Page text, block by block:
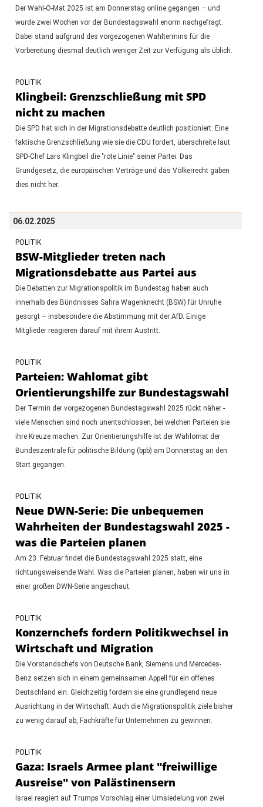
Der Wahl-O-Mat 2025 ist am Donnerstag online gegangen – und
wurde zwei Wochen vor der Bundestagswahl enorm nachgefragt.
Dabei stand aufgrund des vorgezogenen Wahltermins für die
Vorbereitung diesmal deutlich weniger Zeit zur Verfügung als üblich.
POLITIK
Klingbeil: Grenzschließung mit SPD
nicht zu machen
Die SPD hat sich in der Migrationsdebatte deutlich positioniert. Eine
faktische Grenzschließung wie sie die CDU fordert, überschreite laut
SPD-Chef Lars Klingbeil die "rote Linie" seiner Partei. Das
Grundgesetz, die europäischen Verträge und das Völkerrecht gäben
dies nicht her.
06.02.2025
POLITIK
BSW-Mitglieder treten nach
Migrationsdebatte aus Partei aus
Die Debatten zur Migrationspolitik im Bundestag haben auch
innerhalb des Bündnisses Sahra Wagenknecht (BSW) für Unruhe
gesorgt – insbesondere die Abstimmung mit der AfD. Einige
Mitglieder reagieren darauf mit ihrem Austritt.
POLITIK
Parteien: Wahlomat gibt
Orientierungshilfe zur Bundestagswahl
Der Termin der vorgezogenen Bundestagswahl 2025 rückt näher -
viele Menschen sind noch unentschlossen, bei welchen Parteien sie
ihre Kreuze machen. Zur Orientierungshilfe ist der Wahlomat der
Bundeszentrale für politische Bildung (bpb) am Donnerstag an den
Start gegangen.
POLITIK
Neue DWN-Serie: Die unbequemen
Wahrheiten der Bundestagswahl 2025 -
was die Parteien planen
Am 23. Februar findet die Bundestagswahl 2025 statt, eine
richtungsweisende Wahl. Was die Parteien planen, haben wir uns in
einer großen DWN-Serie angeschaut.
POLITIK
Konzernchefs fordern Politikwechsel in
Wirtschaft und Migration
Die Vorstandschefs von Deutsche Bank, Siemens und Mercedes-
Benz setzen sich in einem gemeinsamen Appell für ein offenes
Deutschland ein. Gleichzeitig fordern sie eine grundlegend neue
Ausrichtung in der Wirtschaft. Auch die Migrationspolitik ziele bisher
zu wenig darauf ab, Fachkräfte für Unternehmen zu gewinnen.
POLITIK
Gaza: Israels Armee plant "freiwillige
Ausreise" von Palästinensern
Israel reagiert auf Trumps Vorschlag einer Umsiedelung von zwei